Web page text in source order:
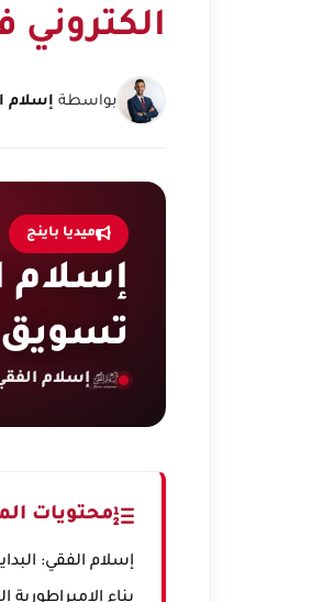
الكتروني
بواسطة إسلام
ميديا باينج
إسلام
تسويق
إسلام
محتويات
إسلام الفقي: